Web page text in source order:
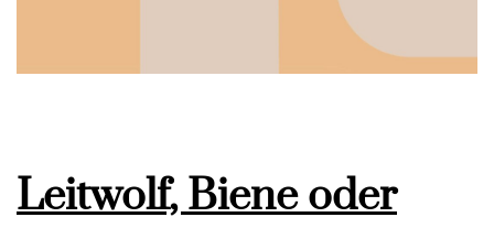
Leitwolf, Biene oder